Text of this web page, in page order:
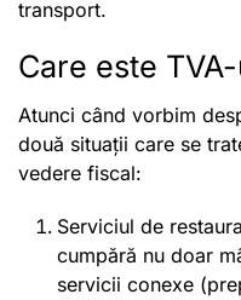
transport.
Care este
Atunci când vorbim
două situații care se
vedere fiscal:
Serviciul de
cumpără nu doar
servicii conexe